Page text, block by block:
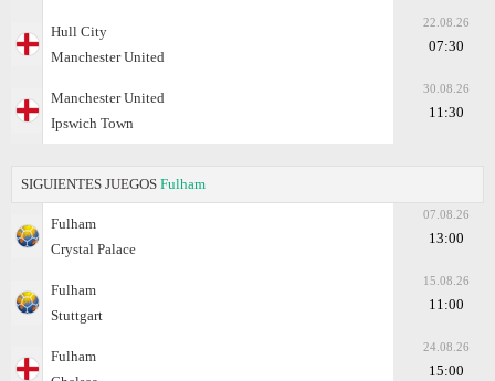
Hull City
Manchester United
22.08.26
07:30
Manchester United
Ipswich Town
30.08.26
11:30
SIGUIENTES JUEGOS Fulham
Fulham
Crystal Palace
07.08.26
13:00
Fulham
Stuttgart
15.08.26
11:00
Fulham
24.08.26
15:00